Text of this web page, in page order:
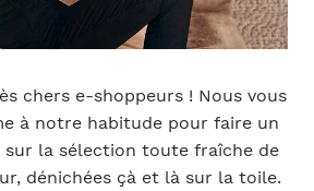
chers e-shoppeurs ! Nous vous
à notre habitude pour faire un
sur la sélection toute fraîche de
dénichées çà et là sur la toile.